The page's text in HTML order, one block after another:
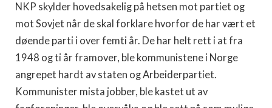
NKP skylder hovedsakelig på hetsen mot partiet og
mot Sovjet når de skal forklare hvorfor de har vært et
døende parti i over femti år. De har helt rett i at fra
1948 og ti år framover, ble kommunistene i Norge
angrepet hardt av staten og Arbeiderpartiet.
Kommunister mista jobber, ble kastet ut av